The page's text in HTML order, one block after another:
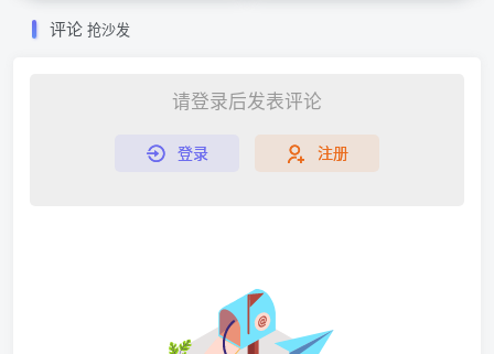
评论 抢沙发
请登录后发表评论
登录 注册